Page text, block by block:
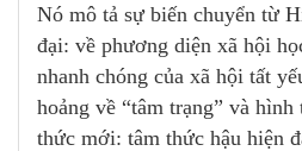
Nó mô tả sự biến chuyển từ
đại: về phương diện xã hội
nhanh chóng của xã hội tất
hoảng về “tâm trạng” và hình
thức mới: tâm thức hậu hiện